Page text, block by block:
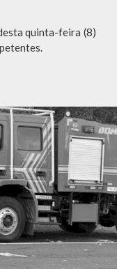
quinta-feira (8)